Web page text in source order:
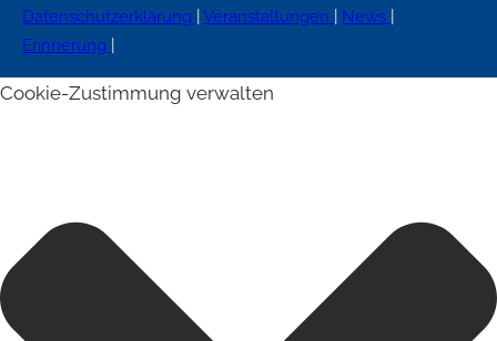
Datenschutzerklärung
Veranstaltungen News
Erinnerung
Cookie-Zustimmung verwalten